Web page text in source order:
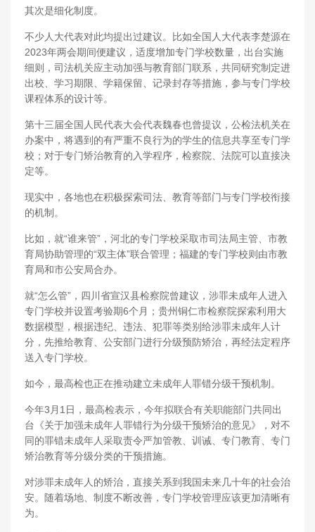
其次是细化制度。
不少人大代表对此均提出过建议。比如全国人大代表李楚源在
2023年两会期间便建议，适度增加专门学校数量，出台实施
细则，司法机关应主动加强与教育部门联系，共同研究制定进
出校、学习期限、学籍保留、记录封存等措施，参与专门学校
课程体系的设计等。
第十三届全国人民代表大会代表魏春也曾提议，公检法机关在
办案中，将遇到的有严重不良行为的学生的信息共享至专门学
校；对于专门矫治教育的入学程序，检察院、法院可以直接决
定等。
现实中，各地也在积极探索司法、教育等部门与专门学校衔接
的机制。
比如，就“谁来管”，河北的专门学校采取市司法局主管、市教
育局协助管理的“双主体”联合管理；福建的专门学校则由市教
育局和市公安局合办。
就“怎么管”，四川省宣汉县检察院曾建议，涉罪未成年人进入
专门学校并设置考验期6个月；贵州铜仁市检察院探索利用大
数据模型，根据违纪、违法、犯罪等类别给涉罪未成年人计
分，先推给教育、公安部门进行分级预防矫治，再经法定程序
送入专门学校。
如今，最高检也正在推动建立未成年人罪错分级干预机制。
今年3月1日，最高检表示，今年拟联合有关职能部门共同出
台《关于加强未成年人罪错行为分级干预矫治的意见》，对不
同的罪错未成年人采取责令严加管教、训诫、专门教育、专门
矫治教育等分级分类的干预措施。
对涉罪未成年人的矫治，直接关系到我国未来几十年的社会治
安。随着场地、制度不断改善，专门学校管理应该更加清晰有
为。